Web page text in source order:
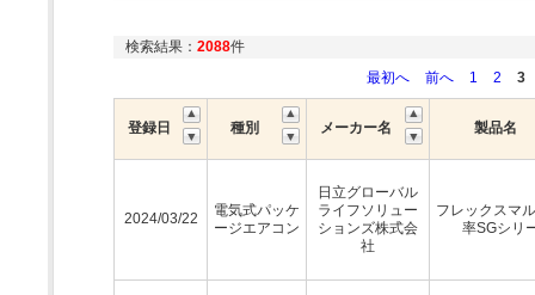
検索結果： 2088件
最初へ
前へ 1 2 3
登録日 種別 メーカー名 製品名
2024/03/22
電気式パッケ
ージエアコン
日立グローバル
ライフソリュー
ションズ株式会
社
フレックスマ
率SGシリ